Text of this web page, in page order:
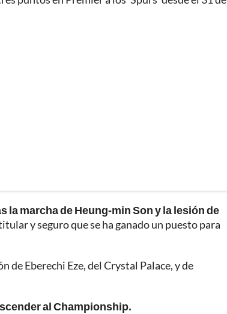
la marcha de Heung-min Son y la lesión de
y seguro que se ha ganado un puesto para
Eberechi Eze, del Crystal Palace, y de
al Championship.